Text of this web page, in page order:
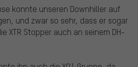
konnte unseren Downhiller auf
und zwar so sehr, dass er sogar
XTR Stopper auch an seinem DH-